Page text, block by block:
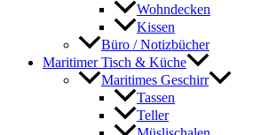
Wohndecken
Kissen
Büro / Notizbücher
Maritimer Tisch & Küche
Maritimes Geschirr
Tassen
Teller